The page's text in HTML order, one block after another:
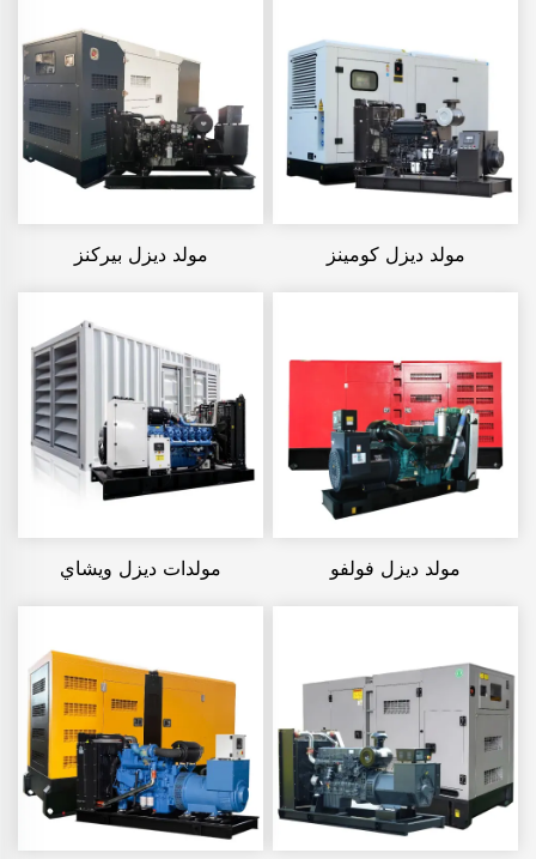
مولد ديزل كومينز مولد ديزل بيركنز
مولد ديزل فولفو مولدات ديزل ويشاي